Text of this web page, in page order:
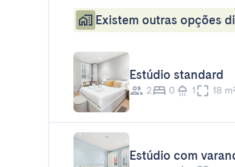
Existem outras opções
Estúdio standard
2 0 1 18
Estúdio com